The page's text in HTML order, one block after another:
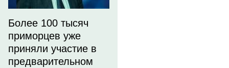
Более 100 тысяч
приморцев уже
приняли участие в
предварительном